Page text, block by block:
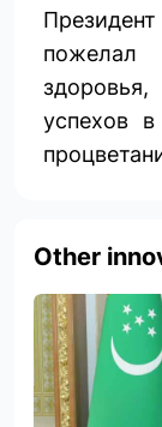
пожелал
успехов
Other